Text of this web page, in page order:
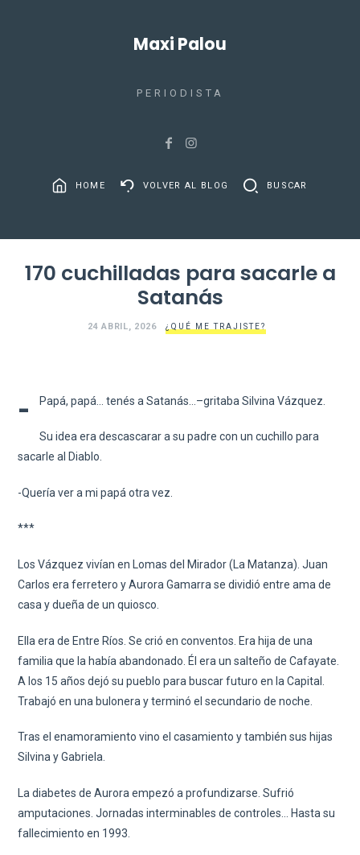
Maxi Palou
PERIODISTA
HOME VOLVER AL BLOG BUSCAR
170 cuchilladas para sacarle a
Satanás
24 ABRIL, 2026 ¿QUÉ ME TRAJISTE?
- Papá, papá… tenés a Satanás…–gritaba Silvina Vázquez.
Su idea era descascarar a su padre con un cuchillo para
sacarle al Diablo.
-Quería ver a mi papá otra vez.
***
Los Vázquez vivían en Lomas del Mirador (La Matanza). Juan
Carlos era ferretero y Aurora Gamarra se dividió entre ama de
casa y dueña de un quiosco.
Ella era de Entre Ríos. Se crió en conventos. Era hija de una
familia que la había abandonado. Él era un salteño de Cafayate.
A los 15 años dejó su pueblo para buscar futuro en la Capital.
Trabajó en una bulonera y terminó el secundario de noche.
Tras el enamoramiento vino el casamiento y también sus hijas
Silvina y Gabriela.
La diabetes de Aurora empezó a profundizarse. Sufrió
amputaciones. Jornadas interminables de controles… Hasta su
fallecimiento en 1993.